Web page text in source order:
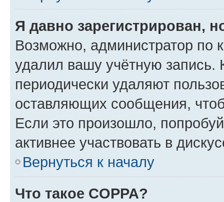
Я давно зарегистрирован,
Возможно, администратор по
удалил вашу учётную запись.
периодически удаляют
оставляющих сообщения,
Если это произошло,
активнее участвовать в
Вернуться к началу
Что такое COPPA?